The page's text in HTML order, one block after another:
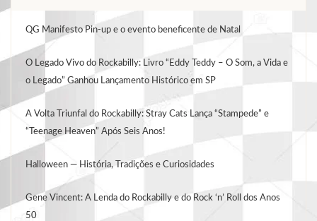
QG Manifesto Pin-up e o evento beneficente de Natal
O Legado Vivo do Rockabilly: Livro “Eddy Teddy – O Som, a Vida e
o Legado” Ganhou Lançamento Histórico em SP
A Volta Triunfal do Rockabilly: Stray Cats Lança “Stampede” e
“Teenage Heaven” Após Seis Anos!
Halloween — História, Tradições e Curiosidades
Gene Vincent: A Lenda do Rockabilly e do Rock ‘n’ Roll dos Anos
50